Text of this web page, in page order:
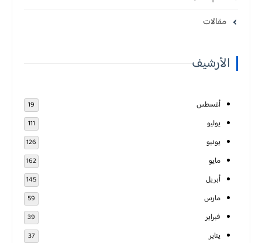
مقالات
الأرشيف
أغسطس 19
يوليو 111
يونيو 126
مايو 162
أبريل 145
مارس 59
فبراير 39
يناير 37